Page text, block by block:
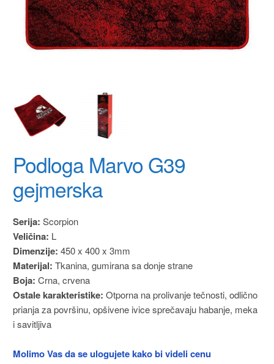
Podloga Marvo G39
gejmerska
Serija: Scorpion
Veličina: L
Dimenzije: 450 x 400 x 3mm
Materijal: Tkanina, gumirana sa donje strane
Boja: Crna, crvena
Ostale karakteristike: Otporna na prolivanje tečnosti, odlično
prianja za površinu, opšivene ivice sprečavaju habanje, meka
i savitljiva
Molimo Vas da se ulogujete kako bi videli cenu